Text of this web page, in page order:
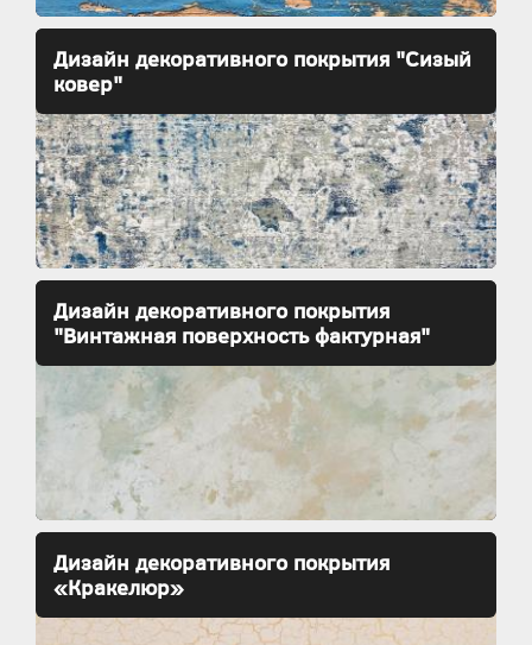
Дизайн декоративного покрытия "Сизый
ковер"
Дизайн декоративного покрытия
"Винтажная поверхность фактурная"
Дизайн декоративного покрытия
«Кракелюр»